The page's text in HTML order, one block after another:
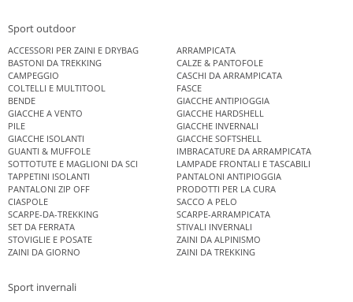
Sport outdoor
ACCESSORI PER ZAINI E DRYBAG
ARRAMPICATA
BASTONI DA TREKKING
CALZE & PANTOFOLE
CAMPEGGIO
CASCHI DA ARRAMPICATA
COLTELLI E MULTITOOL
FASCE
BENDE
GIACCHE ANTIPIOGGIA
GIACCHE A VENTO
GIACCHE HARDSHELL
PILE
GIACCHE INVERNALI
GIACCHE ISOLANTI
GIACCHE SOFTSHELL
GUANTI & MUFFOLE
IMBRACATURE DA ARRAMPICATA
SOTTOTUTE E MAGLIONI DA SCI
LAMPADE FRONTALI E TASCABILI
TAPPETINI ISOLANTI
PANTALONI ANTIPIOGGIA
PANTALONI ZIP OFF
PRODOTTI PER LA CURA
CIASPOLE
SACCO A PELO
SCARPE-DA-TREKKING
SCARPE-ARRAMPICATA
SET DA FERRATA
STIVALI INVERNALI
STOVIGLIE E POSATE
ZAINI DA ALPINISMO
ZAINI DA GIORNO
ZAINI DA TREKKING
Sport invernali